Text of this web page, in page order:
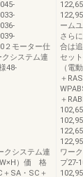
２モーター仕
システム連
48-
クシステム連
W×H）価 格
SA・SC＋
ーム
さら
合は
セッ
（電
＋
＋
ワー
プ27-